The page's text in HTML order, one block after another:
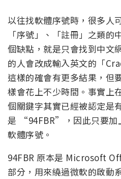
以往找軟體序號時，很多人
「序號」、「註冊」之類
個缺點，就是只會找到中文
的人會改成輸入英文的「
這樣的確會有更多結果，但
樣會花上不少時間。事實上
個關鍵字其實已經被認定是
是 “94FBR”，因此只要加
軟體序號。
94FBR 原本是 Microsoft
部分，用來繞過微軟的啟動